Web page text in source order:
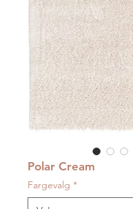
Polar Cream
Fargevalg *